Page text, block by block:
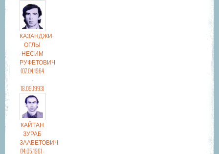
КАЗАНДЖИ-
ОГЛЫ
НЕСИМ
РУФЕТОВИЧ
(07.04.1964
-
18.09.1993)
КАЙТАН
ЗУРАБ
ЗААБЕТОВИЧ
(14.05.1961 -